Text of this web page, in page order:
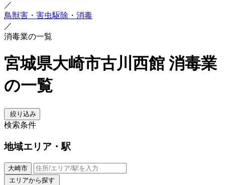
／
鳥獣害・害虫駆除・消毒
／
消毒業の一覧
宮城県大崎市古川西館 消毒業
の一覧
絞り込み
検索条件
地域エリア・駅
大崎市
エリアから探す